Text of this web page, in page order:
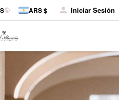
ARS $ Iniciar Sesión